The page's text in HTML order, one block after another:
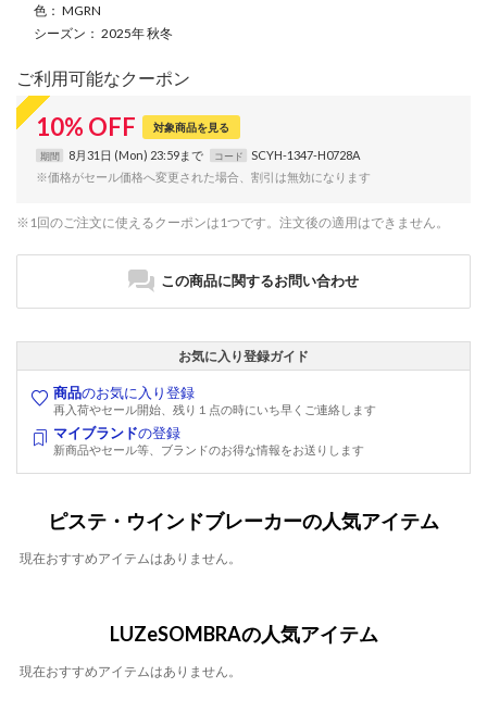
色 ： MGRN
シーズン ： 2025年 秋冬
ご利用可能なクーポン
10% OFF 対象商品を見る
期間 8月31日 (Mon) 23:59まで コード
SCYH-1347-H0728A
※価格がセール価格へ変更された場合、割引は無効になります
※1回のご注文に使えるクーポンは1つです。注文後の適用はできません。
この商品に関するお問い合わせ
お気に入り登録ガイド
商品のお気に入り登録
再入荷やセール開始、残り１点の時にいち早くご連絡します
マイブランドの登録
新商品やセール等、ブランドのお得な情報をお送りします
ピステ・ウインドブレーカーの人気アイテム
現在おすすめアイテムはありません。
LUZeSOMBRAの人気アイテム
現在おすすめアイテムはありません。